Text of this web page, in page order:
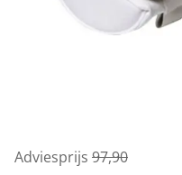
Adviesprijs 97,90